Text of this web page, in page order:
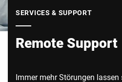
SERVICES & SUPPORT
Remote Support
Immer mehr Störungen